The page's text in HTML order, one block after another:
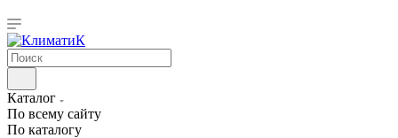
Каталог
По всему сайту
По каталогу